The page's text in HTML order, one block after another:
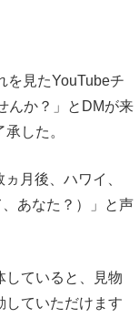
見たYouTubeチ
んか？」とDMが来
した。
月後、ハワイ、
あなた？）」と声
ていると、見物
していただけます